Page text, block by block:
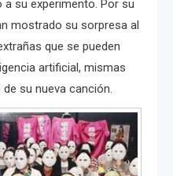
su experimento. Por su
mostrado su sorpresa al
que se pueden
artificial, mismas
su nueva canción.